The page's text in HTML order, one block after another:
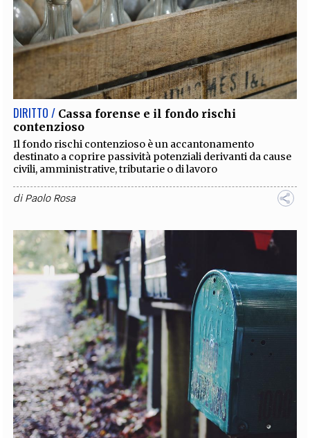
DIRITTO / Cassa forense e il fondo rischi
contenzioso
Il fondo rischi contenzioso è un accantonamento
destinato a coprire passività potenziali derivanti da cause
civili, amministrative, tributarie o di lavoro
diPaolo Rosa